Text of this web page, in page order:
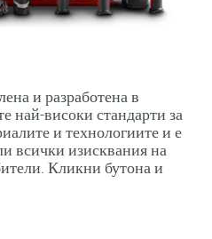
и разработена в
най-високи стандарти за
и технологиите и е
всички изисквания на
Кликни бутона и